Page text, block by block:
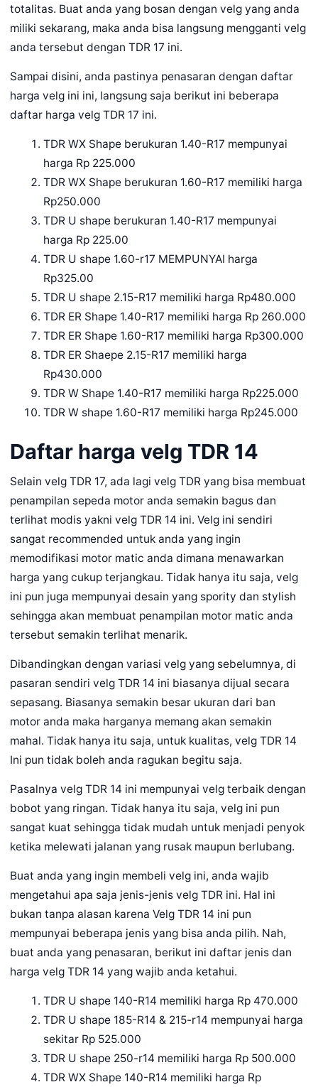
totalitas. Buat anda yang bosan dengan velg yang anda
miliki sekarang, maka anda bisa langsung mengganti velg
anda tersebut dengan TDR 17 ini.
Sampai disini, anda pastinya penasaran dengan daftar
harga velg ini ini, langsung saja berikut ini beberapa
daftar harga velg TDR 17 ini.
TDR WX Shape berukuran 1.40-R17 mempunyai
harga Rp 225.000
TDR WX Shape berukuran 1.60-R17 memiliki harga
Rp250.000
TDR U shape berukuran 1.40-R17 mempunyai
harga Rp 225.00
TDR U shape 1.60-r17 MEMPUNYAI harga
Rp325.00
TDR U shape 2.15-R17 memiliki harga Rp480.000
TDR ER Shape 1.40-R17 memiliki harga Rp 260.000
TDR ER Shape 1.60-R17 memiliki harga Rp300.000
TDR ER Shaepe 2.15-R17 memiliki harga
Rp430.000
TDR W Shape 1.40-R17 memiliki harga Rp225.000
TDR W shape 1.60-R17 memiliki harga Rp245.000
Daftar harga velg TDR 14
Selain velg TDR 17, ada lagi velg TDR yang bisa membuat
penampilan sepeda motor anda semakin bagus dan
terlihat modis yakni velg TDR 14 ini. Velg ini sendiri
sangat recommended untuk anda yang ingin
memodifikasi motor matic anda dimana menawarkan
harga yang cukup terjangkau. Tidak hanya itu saja, velg
ini pun juga mempunyai desain yang spority dan stylish
sehingga akan membuat penampilan motor matic anda
tersebut semakin terlihat menarik.
Dibandingkan dengan variasi velg yang sebelumnya, di
pasaran sendiri velg TDR 14 ini biasanya dijual secara
sepasang. Biasanya semakin besar ukuran dari ban
motor anda maka harganya memang akan semakin
mahal. Tidak hanya itu saja, untuk kualitas, velg TDR 14
Ini pun tidak boleh anda ragukan begitu saja.
Pasalnya velg TDR 14 ini mempunyai velg terbaik dengan
bobot yang ringan. Tidak hanya itu saja, velg ini pun
sangat kuat sehingga tidak mudah untuk menjadi penyok
ketika melewati jalanan yang rusak maupun berlubang.
Buat anda yang ingin membeli velg ini, anda wajib
mengetahui apa saja jenis-jenis velg TDR ini. Hal ini
bukan tanpa alasan karena Velg TDR 14 ini pun
mempunyai beberapa jenis yang bisa anda pilih. Nah,
buat anda yang penasaran, berikut ini daftar jenis dan
harga velg TDR 14 yang wajib anda ketahui.
TDR U shape 140-R14 memiliki harga Rp 470.000
TDR U shape 185-R14 & 215-r14 mempunyai harga
sekitar Rp 525.000
TDR U shape 250-r14 memiliki harga Rp 500.000
TDR WX Shape 140-R14 memiliki harga Rp